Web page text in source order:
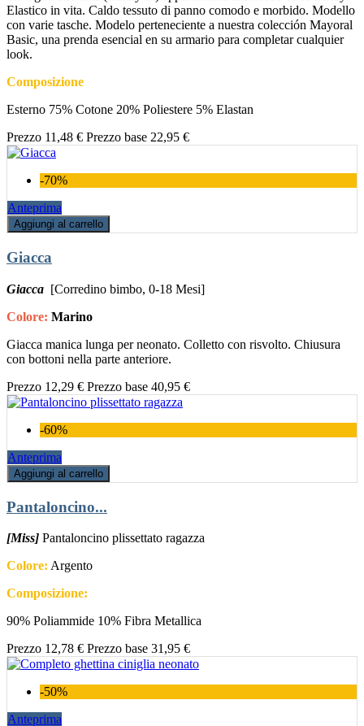
Elastico in vita. Caldo tessuto di panno comodo e morbido. Modello
con varie tasche. Modelo perteneciente a nuestra colección Mayoral
Basic, una prenda esencial en su armario para completar cualquier
look.
Composizione
Esterno 75% Cotone 20% Poliestere 5% Elastan
Prezzo 11,48 € Prezzo base 22,95 €
-70%
Anteprima
Aggiungi al carrello
Giacca
Giacca [Corredino bimbo, 0-18 Mesi]
Colore: Marino
Giacca manica lunga per neonato. Colletto con risvolto. Chiusura
con bottoni nella parte anteriore.
Prezzo 12,29 € Prezzo base 40,95 €
-60%
Anteprima
Aggiungi al carrello
Pantaloncino...
[Miss] Pantaloncino plissettato ragazza
Colore: Argento
Composizione:
90% Poliammide 10% Fibra Metallica
Prezzo 12,78 € Prezzo base 31,95 €
-50%
Anteprima